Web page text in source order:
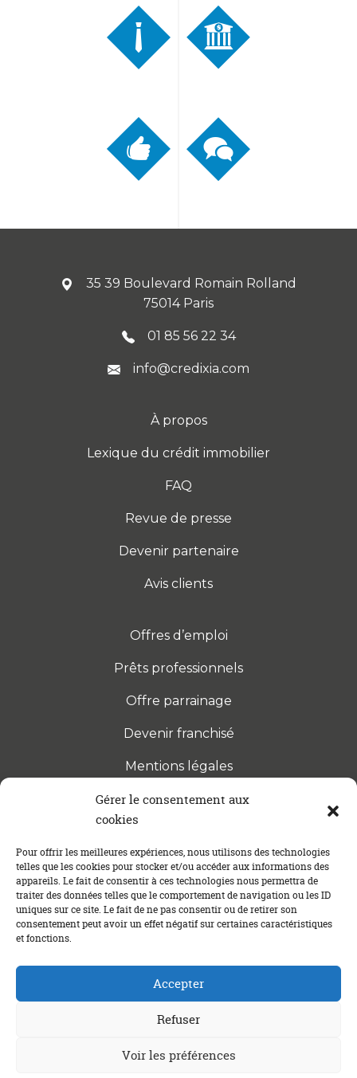
Gérer le consentement aux
cookies
Pour offrir les meilleures expériences, nous utilisons des technologies
telles que les cookies pour stocker et/ou accéder aux informations des
appareils. Le fait de consentir à ces technologies nous permettra de
traiter des données telles que le comportement de navigation ou les ID
uniques sur ce site. Le fait de ne pas consentir ou de retirer son
consentement peut avoir un effet négatif sur certaines caractéristiques
et fonctions.
Accepter
Refuser
Voir les préférences
35 39 Boulevard Romain Rolland
75014 Paris
01 85 56 22 34
info@credixia.com
À propos
Lexique du crédit immobilier
FAQ
Revue de presse
Devenir partenaire
Avis clients
Offres d’emploi
Prêts professionnels
Offre parrainage
Devenir franchisé
Mentions légales
S’INSCRIRE À LA NEWSLETTER
Abonnez-vous à notre newsletter pour être tenu au
courant des dernières actualités concernant le
crédit immobilier !
Un crédit vous engage et doit être remboursé. Vérifiez vos
capacités de remboursement avant de vous engager.